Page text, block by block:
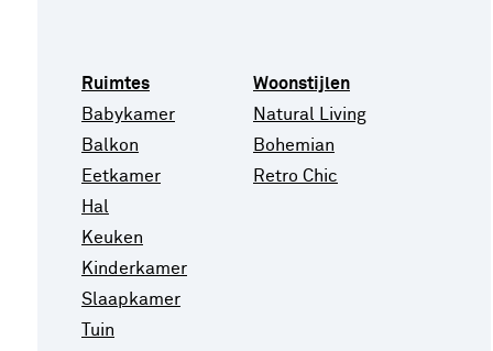
Ruimtes
Babykamer
Balkon
Eetkamer
Hal
Keuken
Kinderkamer
Slaapkamer
Tuin
Woonstijlen
Natural Living
Bohemian
Retro Chic